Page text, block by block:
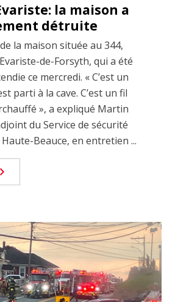
la maison a
détruite
la maison située au 344,
de-Forsyth, qui a été
ce mercredi. « C’est un
parti à la cave. C’est un fil
», a expliqué Martin
du Service de sécurité
Haute-Beauce, en entretien ...